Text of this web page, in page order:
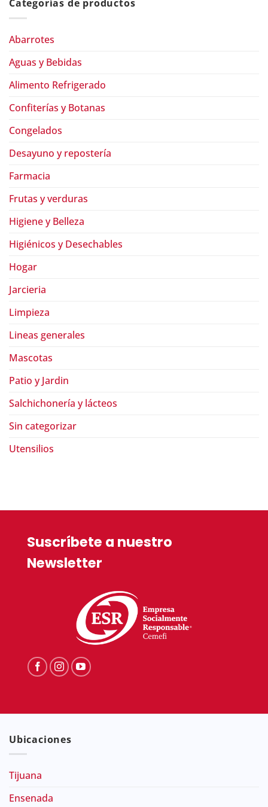
Categorías de productos
Abarrotes
Aguas y Bebidas
Alimento Refrigerado
Confiterías y Botanas
Congelados
Desayuno y repostería
Farmacia
Frutas y verduras
Higiene y Belleza
Higiénicos y Desechables
Hogar
Jarcieria
Limpieza
Lineas generales
Mascotas
Patio y Jardin
Salchichonería y lácteos
Sin categorizar
Utensilios
Suscríbete a nuestro
Newsletter
Ubicaciones
Tijuana
Ensenada